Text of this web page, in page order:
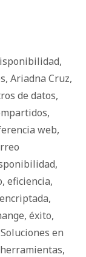
,
, Ariadna Cruz,
de datos,
,
web,
,
, eficiencia,
encriptada,
, éxito,
en
herramientas,